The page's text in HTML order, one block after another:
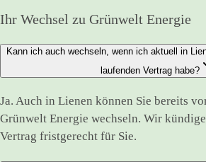
Ihr Wechsel zu Grünwelt Energie
Kann ich auch wechseln, wenn ich aktuell in
laufenden Vertrag habe?
Ja. Auch in Lienen können Sie bereits
Grünwelt Energie wechseln. Wir
Vertrag fristgerecht für Sie.